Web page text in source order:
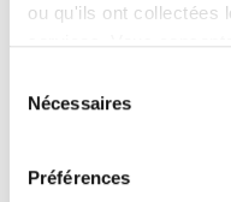
ou qu'ils ont collectées
Nécessaires
Préférences